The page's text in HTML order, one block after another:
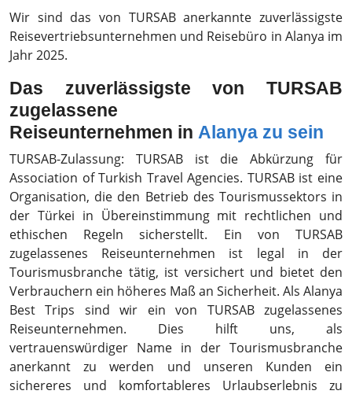
Wir sind das von TURSAB anerkannte zuverlässigste
Reisevertriebsunternehmen und Reisebüro in Alanya im
Jahr 2025.
Das zuverlässigste von TURSAB
zugelassene
Reiseunternehmen in Alanya zu sein
TURSAB-Zulassung: TURSAB ist die Abkürzung für
Association of Turkish Travel Agencies. TURSAB ist eine
Organisation, die den Betrieb des Tourismussektors in
der Türkei in Übereinstimmung mit rechtlichen und
ethischen Regeln sicherstellt. Ein von TURSAB
zugelassenes Reiseunternehmen ist legal in der
Tourismusbranche tätig, ist versichert und bietet den
Verbrauchern ein höheres Maß an Sicherheit. Als Alanya
Best Trips sind wir ein von TURSAB zugelassenes
Reiseunternehmen. Dies hilft uns, als
vertrauenswürdiger Name in der Tourismusbranche
anerkannt zu werden und unseren Kunden ein
sichereres und komfortableres Urlaubserlebnis zu